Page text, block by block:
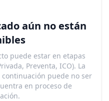
aún no están
puede estar en etapas
Preventa, ICO). La
puede no ser
en proceso de